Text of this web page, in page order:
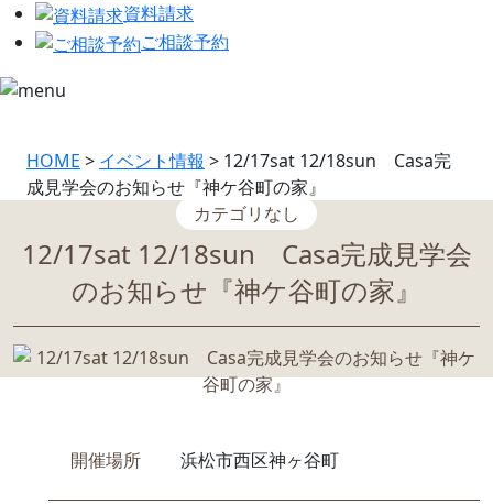
資料請求
ご相談予約
HOME > イベント情報 > 12/17sat 12/18sun Casa完
成見学会のお知らせ『神ケ谷町の家』
カテゴリなし
12/17sat 12/18sun Casa完成見学会
のお知らせ『神ケ谷町の家』
開催場所 浜松市西区神ヶ谷町